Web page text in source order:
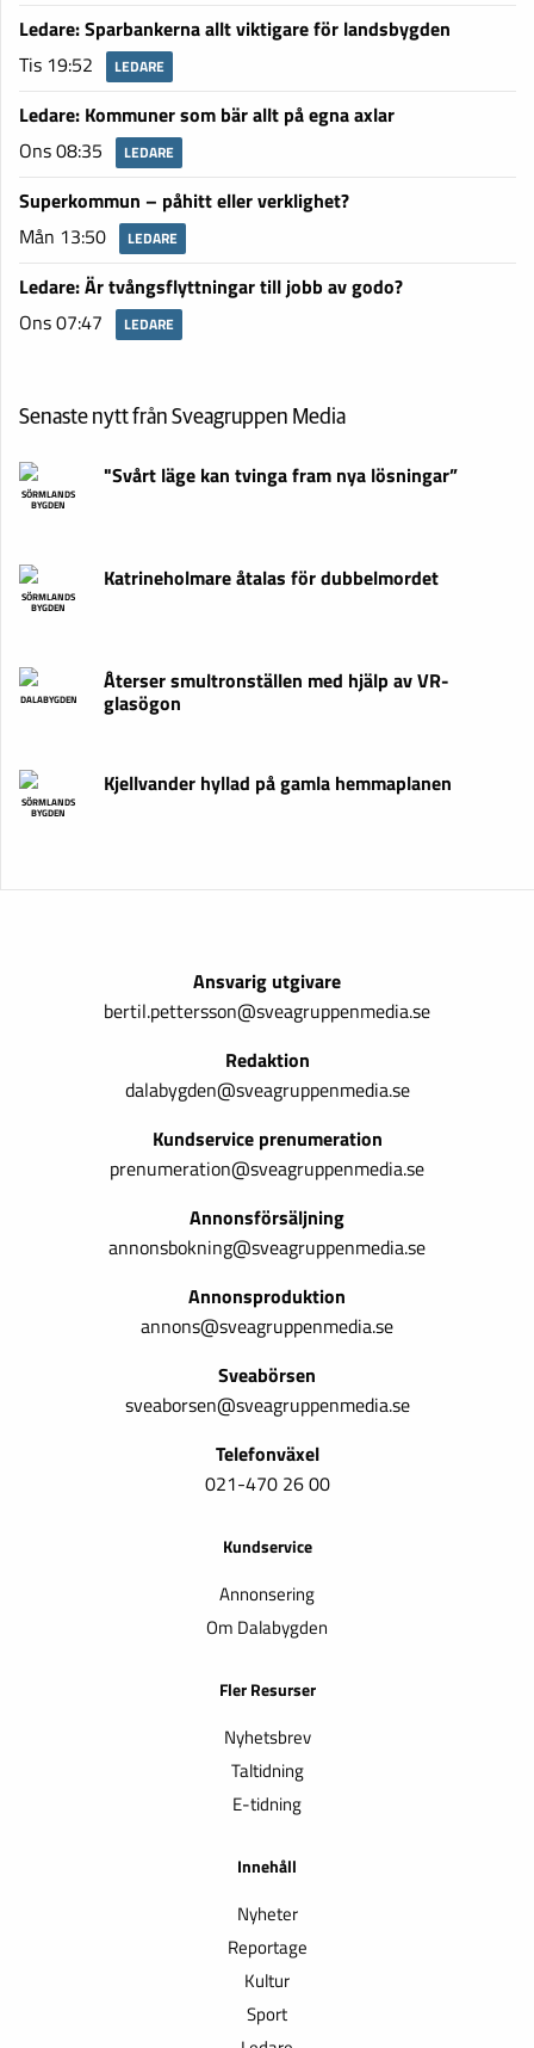
Ledare: Sparbankerna allt viktigare för landsbygden
Tis 19:52
LEDARE
Ledare: Kommuner som bär allt på egna axlar
Ons 08:35
LEDARE
Superkommun – påhitt eller verklighet?
Mån 13:50
LEDARE
Ledare: Är tvångsflyttningar till jobb av godo?
Ons 07:47
LEDARE
Senaste nytt från Sveagruppen Media
SÖRMLANDS
BYGDEN
"Svårt läge kan tvinga fram nya lösningar”
SÖRMLANDS
BYGDEN
Katrineholmare åtalas för dubbelmordet
DALABYGDEN
Återser smultronställen med hjälp av VR-
glasögon
SÖRMLANDS
BYGDEN
Kjellvander hyllad på gamla hemmaplanen
Ansvarig utgivare
bertil.pettersson@sveagruppenmedia.se
Redaktion
dalabygden@sveagruppenmedia.se
Kundservice prenumeration
prenumeration@sveagruppenmedia.se
Annonsförsäljning
annonsbokning@sveagruppenmedia.se
Annonsproduktion
annons@sveagruppenmedia.se
Sveabörsen
sveaborsen@sveagruppenmedia.se
Telefonväxel
021-470 26 00
Kundservice
Annonsering
Om Dalabygden
Fler Resurser
Nyhetsbrev
Taltidning
E-tidning
Innehåll
Nyheter
Reportage
Kultur
Sport